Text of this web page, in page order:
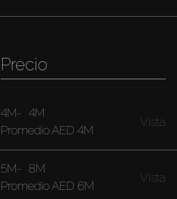
Precio
4M- 4M
PromedioAED 4M
Vista
5M- 8M
PromedioAED 6M
Vista